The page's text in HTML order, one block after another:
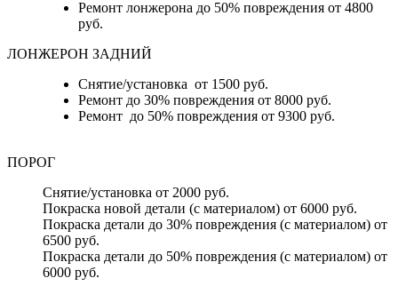
Ремонт лонжерона до 50% повреждения от 4800
руб.
ЛОНЖЕРОН ЗАДНИЙ
Снятие/установка от 1500 руб.
Ремонт до 30% повреждения от 8000 руб.
Ремонт до 50% повреждения от 9300 руб.
ПОРОГ
Снятие/установка от 2000 руб.
Покраска новой детали (с материалом) от 6000 руб.
Покраска детали до 30% повреждения (с материалом) от
6500 руб.
Покраска детали до 50% повреждения (с материалом) от
6000 руб.